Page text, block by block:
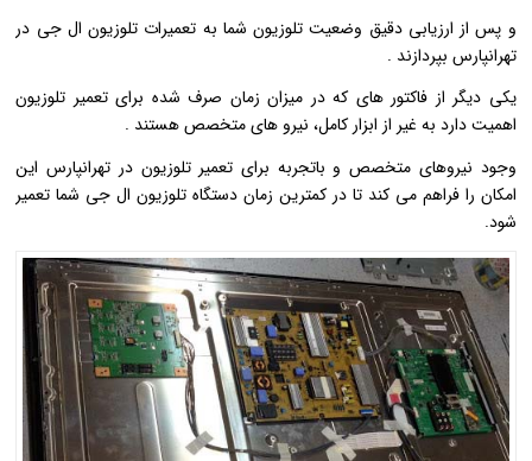
و پس از ارزیابی دقیق وضعیت تلوزیون شما به تعمیرات تلوزیون ال جی در
تهرانپارس بپردازند .
یکی دیگر از فاکتور های که در میزان زمان صرف شده برای تعمیر تلوزیون
اهمیت دارد به غیر از ابزار کامل، نیرو های متخصص هستند .
وجود نیروهای متخصص و باتجربه برای تعمیر تلوزیون در تهرانپارس این
امکان را فراهم می کند تا در کمترین زمان دستگاه تلوزیون ال جی شما تعمیر
شود.